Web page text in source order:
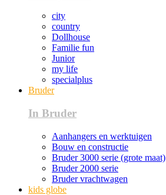
city
country
Dollhouse
Familie fun
Junior
my life
specialplus
Bruder
In Bruder
Aanhangers en werktuigen
Bouw en constructie
Bruder 3000 serie (grote maat)
Bruder 2000 serie
Bruder vrachtwagen
kids globe